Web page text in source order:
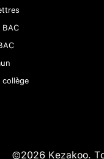
©2026 Kezakoo.